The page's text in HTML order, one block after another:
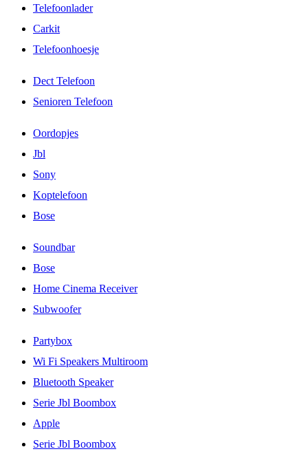
Telefoonlader
Carkit
Telefoonhoesje
Dect Telefoon
Senioren Telefoon
Oordopjes
Jbl
Sony
Koptelefoon
Bose
Soundbar
Bose
Home Cinema Receiver
Subwoofer
Partybox
Wi Fi Speakers Multiroom
Bluetooth Speaker
Serie Jbl Boombox
Apple
Serie Jbl Boombox